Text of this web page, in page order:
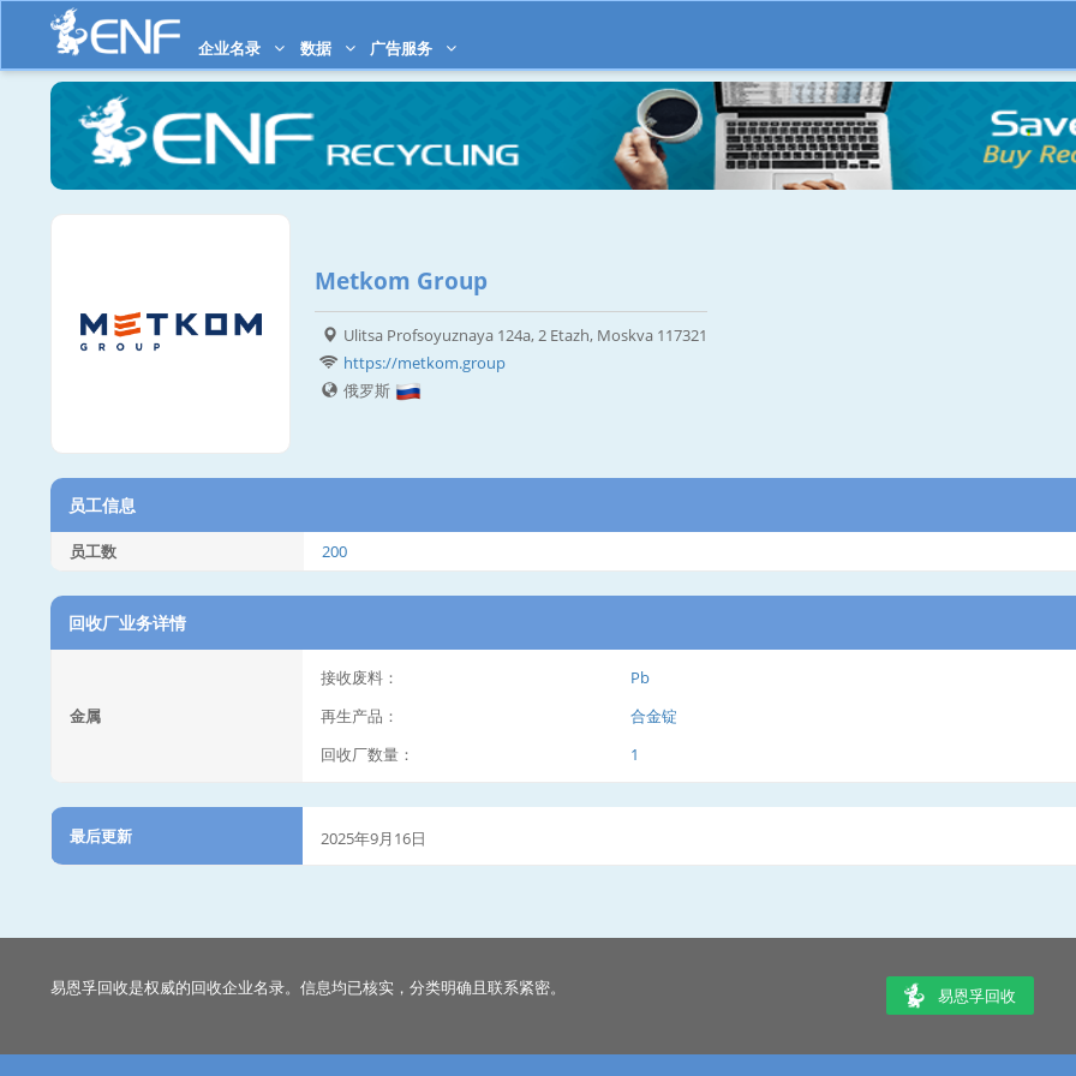
企业名录 数据 广告服务
Metkom Group
Ulitsa Profsoyuznaya 124а, 2 Etazh, Moskva 117321
https://metkom.group
俄罗斯
员工信息
员工数 200
回收厂业务详情
金属
接收废料：
Pb
再生产品：
合金锭
回收厂数量：
1
最后更新 2025年9月16日
易恩孚回收是权威的回收企业名录。信息均已核实，分类明确且联系紧密。 易恩孚回收